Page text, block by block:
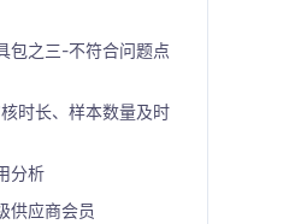
包之三-不符合问题点
时长、样本数量及时
分析
供应商会员